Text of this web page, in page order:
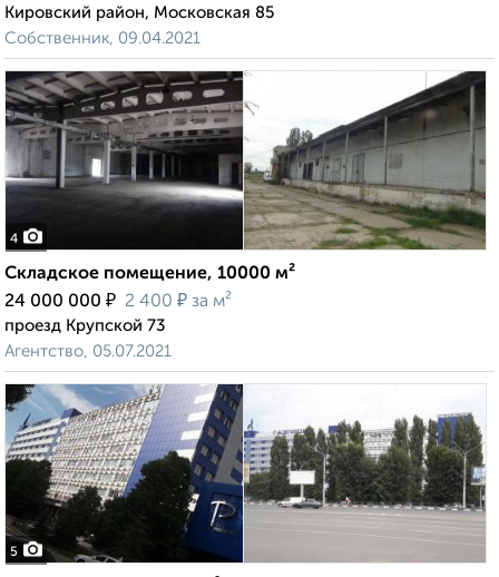
Кировский район, Московская 85
Собственник, 09.04.2021
4
Складское помещение, 10000 м²
24 000 000 ₽ 2 400 ₽ за м²
проезд Крупской 73
Агентство, 05.07.2021
5